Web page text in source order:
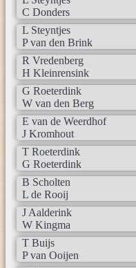
C Donders
L Steyntjes
P van den Brink
R Vredenberg
H Kleinrensink
G Roeterdink
W van den Berg
E van de Weerdhof
J Kromhout
T Roeterdink
G Roeterdink
B Scholten
L de Rooij
J Aalderink
W Kingma
T Buijs
P van Ooijen